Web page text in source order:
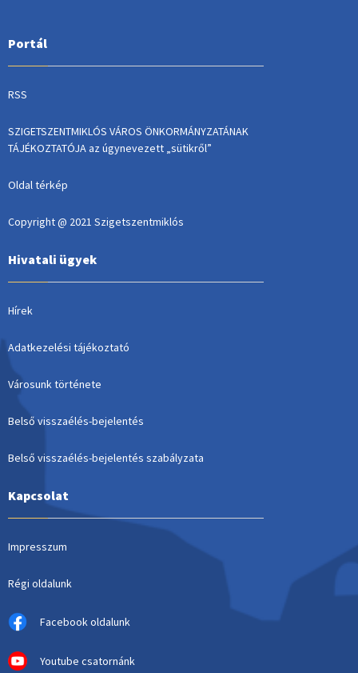
Portál
RSS
SZIGETSZENTMIKLÓS VÁROS ÖNKORMÁNYZATÁNAK
TÁJÉKOZTATÓJA az úgynevezett „sütikről”
Oldal térkép
Copyright @ 2021 Szigetszentmiklós
Hivatali ügyek
Hírek
Adatkezelési tájékoztató
Városunk története
Belső visszaélés-bejelentés
Belső visszaélés-bejelentés szabályzata
Kapcsolat
Impresszum
Régi oldalunk
Facebook oldalunk
Youtube csatornánk